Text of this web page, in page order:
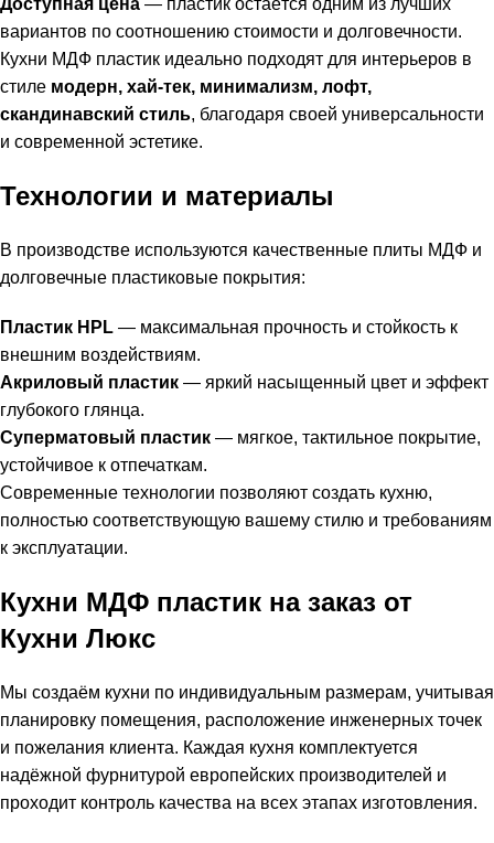
Доступная цена — пластик остаётся одним из лучших
вариантов по соотношению стоимости и долговечности.
Кухни МДФ пластик идеально подходят для интерьеров в
стиле модерн, хай-тек, минимализм, лофт,
скандинавский стиль, благодаря своей универсальности
и современной эстетике.
Технологии и материалы
В производстве используются качественные плиты МДФ и
долговечные пластиковые покрытия:
Пластик HPL — максимальная прочность и стойкость к
внешним воздействиям.
Акриловый пластик — яркий насыщенный цвет и эффект
глубокого глянца.
Суперматовый пластик — мягкое, тактильное покрытие,
устойчивое к отпечаткам.
Современные технологии позволяют создать кухню,
полностью соответствующую вашему стилю и требованиям
к эксплуатации.
Кухни МДФ пластик на заказ от
Кухни Люкс
Мы создаём кухни по индивидуальным размерам, учитывая
планировку помещения, расположение инженерных точек
и пожелания клиента. Каждая кухня комплектуется
надёжной фурнитурой европейских производителей и
проходит контроль качества на всех этапах изготовления.